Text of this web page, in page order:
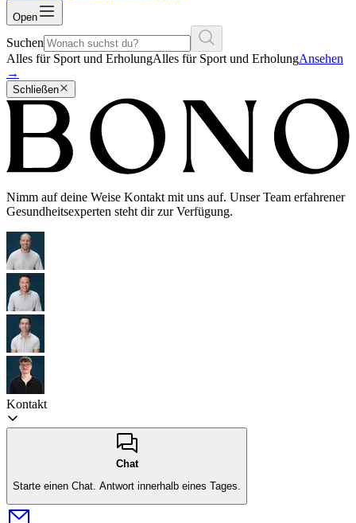
Open
Suchen
Alles für Sport und ErholungAlles für Sport und ErholungAnsehen
→
Schließen
Nimm auf deine Weise Kontakt mit uns auf. Unser Team erfahrener
Gesundheitsexperten steht dir zur Verfügung.
Kontakt
Chat
Starte einen Chat. Antwort innerhalb eines Tages.